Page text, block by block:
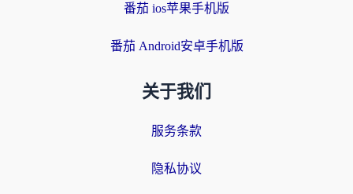
番茄 ios苹果手机版
番茄 Android安卓手机版
关于我们
服务条款
隐私协议